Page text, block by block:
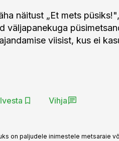
näitust „Et mets
väljapanekuga
viisist, kus ei
Vihja
on paljudele inimestele metsaraie